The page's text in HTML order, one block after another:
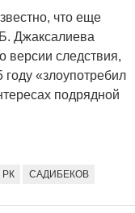
что еще
Джаксалиева
версии следствия,
году «злоупотребил
подрядной
РК САДИБЕКОВ